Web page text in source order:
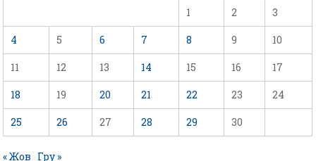
1 2 3
4 5 6 7 8 9 10
11 12 13 14 15 16 17
18 19 20 21 22 23 24
25 26 27 28 29 30
« Жов Гру »